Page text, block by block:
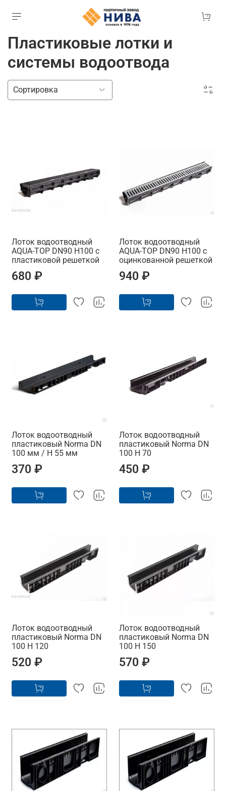
Пластиковые лотки и
системы водоотвода
Лоток водоотводный
AQUA-TOP DN90 H100 с
пластиковой решеткой
680 ₽
Лоток водоотводный
AQUA-TOP DN90 H100 с
оцинкованной решеткой
940 ₽
Лоток водоотводный
пластиковый Norma DN
100 мм / H 55 мм
370 ₽
Лоток водоотводный
пластиковый Norma DN
100 H 70
450 ₽
Лоток водоотводный
пластиковый Norma DN
100 H 120
520 ₽
Лоток водоотводный
пластиковый Norma DN
100 H 150
570 ₽